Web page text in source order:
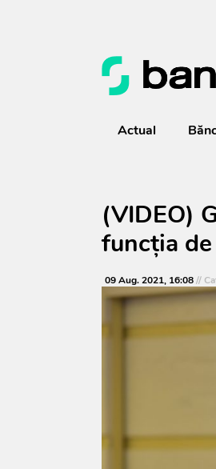
Actual
(VIDEO)
funcția
09 Aug. 2021, 16:08//